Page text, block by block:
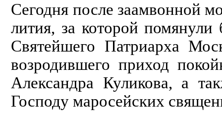
Сегодня после заамвонной
лития, за которой помянули
Святейшего Патриарха
возродившего приход
Александра Куликова, а
Господу маросейских